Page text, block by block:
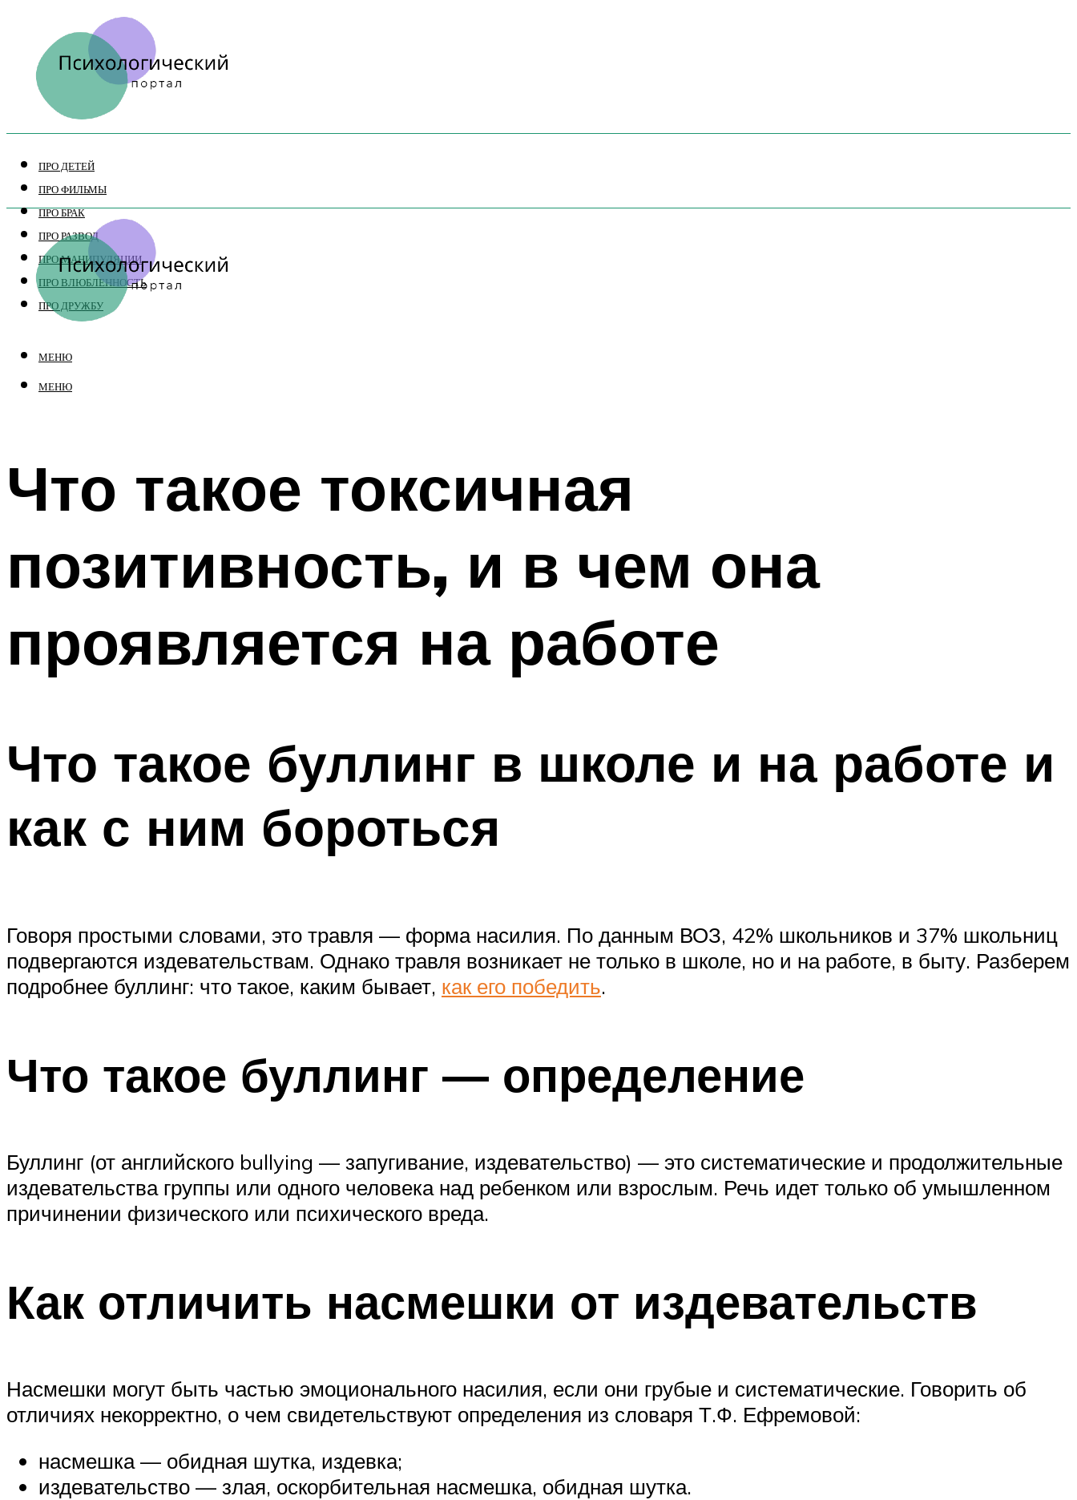
ПРО ДЕТЕЙ
ПРО ФИЛЬМЫ
ПРО БРАК
ПРО РАЗВОД
ПРО МАНИПУЛЯЦИИ
ПРО ВЛЮБЛЕННОСТЬ
ПРО ДРУЖБУ
МЕНЮ
МЕНЮ
Что такое токсичная
позитивность, и в чем она
проявляется на работе
Что такое буллинг в школе и на работе и
как с ним бороться
Говоря простыми словами, это травля — форма насилия. По данным ВОЗ, 42% школьников и 37% школьниц
подвергаются издевательствам. Однако травля возникает не только в школе, но и на работе, в быту. Разберем
подробнее буллинг: что такое, каким бывает, как его победить.
Что такое буллинг — определение
Буллинг (от английского bullying — запугивание, издевательство) — это систематические и продолжительные
издевательства группы или одного человека над ребенком или взрослым. Речь идет только об умышленном
причинении физического или психического вреда.
Как отличить насмешки от издевательств
Насмешки могут быть частью эмоционального насилия, если они грубые и систематические. Говорить об
отличиях некорректно, о чем свидетельствуют определения из словаря Т.Ф. Ефремовой:
насмешка — обидная шутка, издевка;
издевательство — злая, оскорбительная насмешка, обидная шутка.